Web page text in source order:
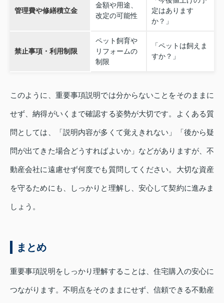
管理費や修繕積立金
金額や用途、
改定の可能性
定はあります
か？」
禁止事項・利用制限
ペット飼育や
リフォームの
制限
「ペットは飼えま
すか？」
このように、重要事項説明では分からないことをそのままに
せず、納得がいくまで確認する姿勢が大切です。よくある質
問としては、「説明内容が多くて覚えきれない」「後から疑
問が出てきた場合どうすればよいか」などがありますが、不
動産会社に遠慮せず何度でも質問してください。大切な資産
を守るためにも、しっかりと理解し、安心して契約に進みま
しょう。
まとめ
重要事項説明をしっかり理解することは、住宅購入の安心に
つながります。不明点をそのままにせず、信頼できる不動産